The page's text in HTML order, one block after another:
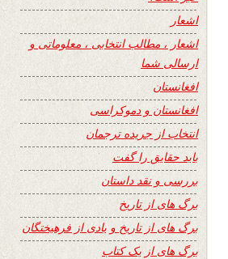
اشعار
اشعار ، مطالب انتخابی ، معلوماتی و
ارسالی شما
افغانستان
افغانستان و دموکراسی
انتخاب از جریده ترجمان
باید حقایق را گفت
بررسی و نقد داستان
برگ های از تاریخ
برگ های از تاریخ و یادی از فرهیختگان
برگ های از یک کتاب